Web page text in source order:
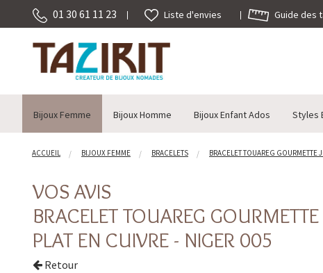
01 30 61 11 23 Liste d'envies Guide des
Bijoux Femme Bijoux Homme Bijoux Enfant Ados Styles
ACCUEIL BIJOUX FEMME BRACELETS BRACELET TOUAREG GOURMETTE
VOS AVIS
BRACELET TOUAREG
PLAT EN CUIVRE - NIGER 005
Retour